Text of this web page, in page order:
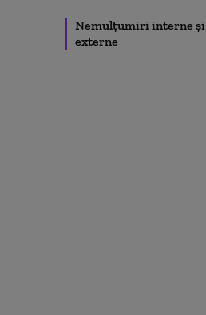
Nemulţumiri interne şi
externe